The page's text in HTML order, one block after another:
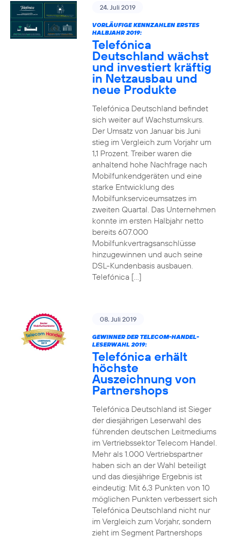
24. Juli 2019
VORLÄUFIGE KENNZAHLEN ERSTES
HALBJAHR 2019:
Telefónica
Deutschland wächst
und investiert kräftig
in Netzausbau und
neue Produkte
Telefónica Deutschland befindet
sich weiter auf Wachstumskurs.
Der Umsatz von Januar bis Juni
stieg im Vergleich zum Vorjahr um
1,1 Prozent. Treiber waren die
anhaltend hohe Nachfrage nach
Mobilfunkendgeräten und eine
starke Entwicklung des
Mobilfunkserviceumsatzes im
zweiten Quartal. Das Unternehmen
konnte im ersten Halbjahr netto
bereits 607.000
Mobilfunkvertragsanschlüsse
hinzugewinnen und auch seine
DSL-Kundenbasis ausbauen.
Telefónica […]
08. Juli 2019
GEWINNER DER TELECOM-HANDEL-
LESERWAHL 2019:
Telefónica erhält
höchste
Auszeichnung von
Partnershops
Telefónica Deutschland ist Sieger
der diesjährigen Leserwahl des
führenden deutschen Leitmediums
im Vertriebssektor Telecom Handel.
Mehr als 1.000 Vertriebspartner
haben sich an der Wahl beteiligt
und das diesjährige Ergebnis ist
eindeutig: Mit 6,3 Punkten von 10
möglichen Punkten verbessert sich
Telefónica Deutschland nicht nur
im Vergleich zum Vorjahr, sondern
zieht im Segment Partnershops